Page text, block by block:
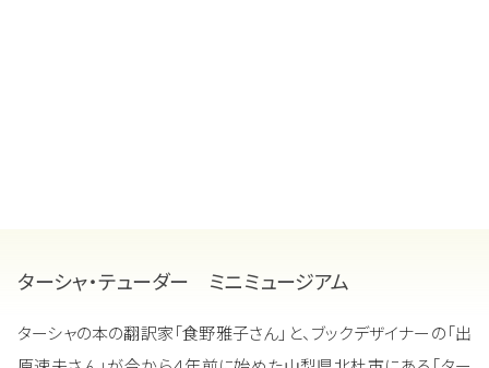
ターシャ・テューダー ミニミュージアム
ターシャの本の翻訳家「食野雅子さん」と、ブックデザイナーの「出